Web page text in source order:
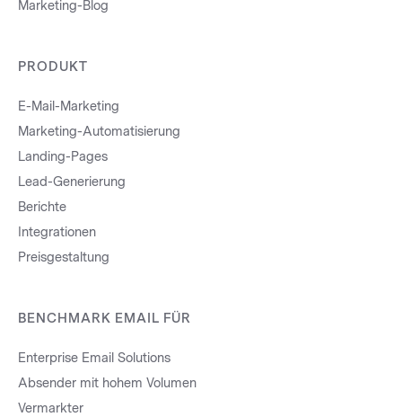
Marketing-Blog
PRODUKT
E-Mail-Marketing
Marketing-Automatisierung
Landing-Pages
Lead-Generierung
Berichte
Integrationen
Preisgestaltung
BENCHMARK EMAIL FÜR
Enterprise Email Solutions
Absender mit hohem Volumen
Vermarkter